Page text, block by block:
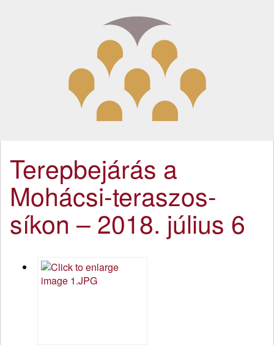
Terepbejárás a
Mohácsi-teraszos-
síkon – 2018. július 6